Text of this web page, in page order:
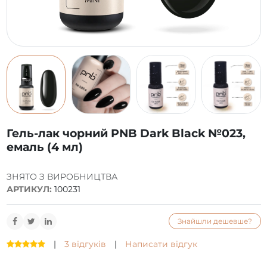
Гель-лак чорний PNB Dark Black №023,
емаль (4 мл)
| 3 відгуків |
Написати відгук
ЗНЯТО З ВИРОБНИЦТВА
АРТИКУЛ: 100231
Знайшли дешевше?